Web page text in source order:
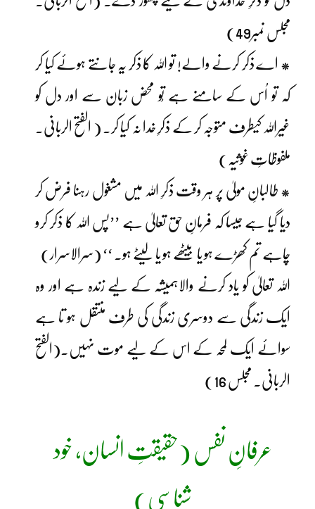
مجلس نمبر49)
* اے ذکر کرنے والے! تو اللہ کا ذکر یہ جانتے ہوئے کیا کر
کہ تو اُس کے سامنے ہے تُو محض زبان سے اور دل کو
غیراللہ کیطرف متوجہ کر کے ذکرِ خدا نہ کیا کر۔ ( الفتح الربانی۔
ملفوظاتِ غوثیہ)
* طالبانِ مولیٰ پر ہر وقت ذکرِ اللہ میں مشغول رہنا فرض کر
دیا گیا ہے جیسا کہ فرمانِ حق تعالیٰ ہے ’’پس اللہ کا ذکر کرو
چاہے تم کھڑے ہو یا بیٹھے ہو یا لیٹے ہو۔ ‘‘ (سرالاسرار)
اللہ تعالیٰ کو یاد کرنے والاہمیشہ کے لیے زندہ ہے اور وہ
ایک زندگی سے دوسری زندگی کی طرف منتقل ہو تا ہے
سوائے ایک لمحہ کے اس کے لیے موت نہیں۔(الفتح
الربانی۔ مجلس 16)
عرفانِ نفس (حقیقتِ انسان، خود
شناسی)